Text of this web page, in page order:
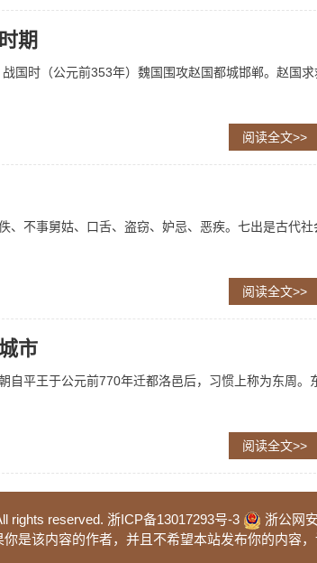
期
国时（公元前353年）魏国围攻赵国都城邯郸。赵国求
阅读全文>>
、不事舅姑、口舌、盗窃、妒忌、恶疾。七出是古代社
阅读全文>>
市
自平王于公元前770年迁都洛邑后，习惯上称为东周。
阅读全文>>
rights reserved. 浙ICP备13017293号-3
浙公网
是该内容的作者，并且不希望本站发布你的内容